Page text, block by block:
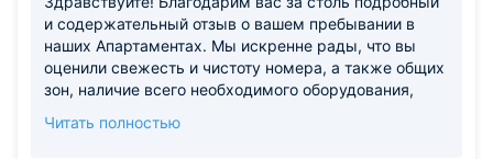
и содержательный отзыв о вашем пребывании в
наших Апартаментах. Мы искренне рады, что вы
оценили свежесть и чистоту номера, а также общих
зон, наличие всего необходимого оборудования,
посуду, а также близость к железнодорожному
Читать полностью